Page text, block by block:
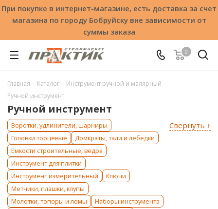
При покупке в интернет-магазине, есть доставка за счет
магазина по городу Бобруйску вне зависимости от
суммы заказа
0
Главная - Каталог - Инструмент ручной и малярный -
Ручной инcтрумент
Ручной инcтрумент
Свернуть ↑
Воротки, удлинители, шарниры
Головки торцевые
Домкраты, тали и лебедки
Емкости строительные, ведра
Инструмент для плитки
Инструмент измерительный
Ключи
Метчики, плашки, клупы
Молотки, топоры и ломы
Наборы инструмента